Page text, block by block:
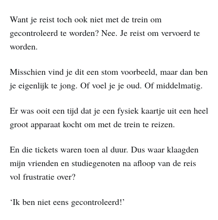
Want je reist toch ook niet met de trein om
gecontroleerd te worden? Nee. Je reist om vervoerd te
worden.
Misschien vind je dit een stom voorbeeld, maar dan ben
je eigenlijk te jong. Of voel je je oud. Of middelmatig.
Er was ooit een tijd dat je een fysiek kaartje uit een heel
groot apparaat kocht om met de trein te reizen.
En die tickets waren toen al duur. Dus waar klaagden
mijn vrienden en studiegenoten na afloop van de reis
vol frustratie over?
‘Ik ben niet eens gecontroleerd!’